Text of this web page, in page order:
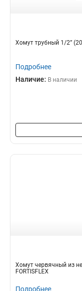
Хомут трубный 1/2”
Подробнее
Наличие: В наличии
Хомут червячный из
FORTISFLEX
Подробнее